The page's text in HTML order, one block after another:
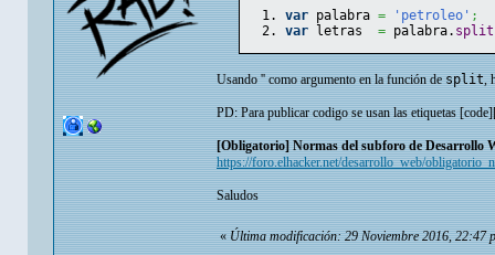
var palabra = 'petroleo' ;
var letras = palabra. split
Usando '' como argumento en la función desplit,
PD: Para publicar codigo se usan las etiquetas
[Obligatorio] Normas del subforo de Desarrollo
https://foro.elhacker.net/desarrollo_web/
Saludos
«Última modificación: 29 Noviembre 2016, 22:47